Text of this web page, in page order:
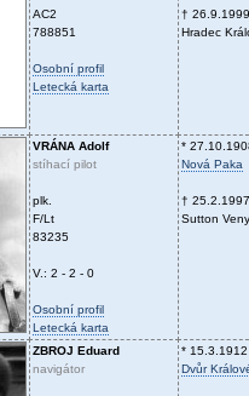
AC2
788851
Osobní profil
Letecká karta
† 26.9.1999
Hradec
VRÁNA Adolf
stíhací pilot
plk.
F/Lt
83235
V.: 2 - 2 - 0
Osobní profil
Letecká karta
*
Nová Paka
† 25.2.1997
Sutton
ZBROJ Eduard
navigátor
* 15.3.1912
Dvůr